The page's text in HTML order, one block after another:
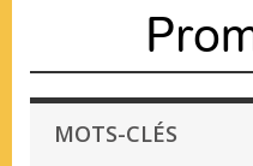
MOTS-CLÉS